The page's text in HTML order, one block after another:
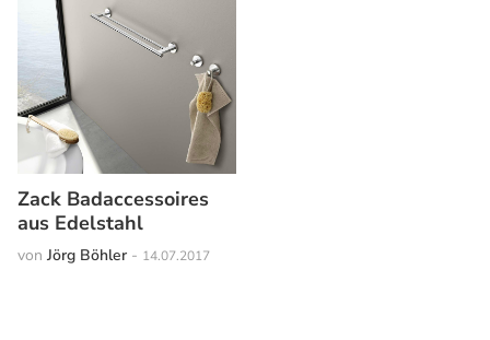
Zack Badaccessoires
aus Edelstahl
von Jörg Böhler - 14.07.2017